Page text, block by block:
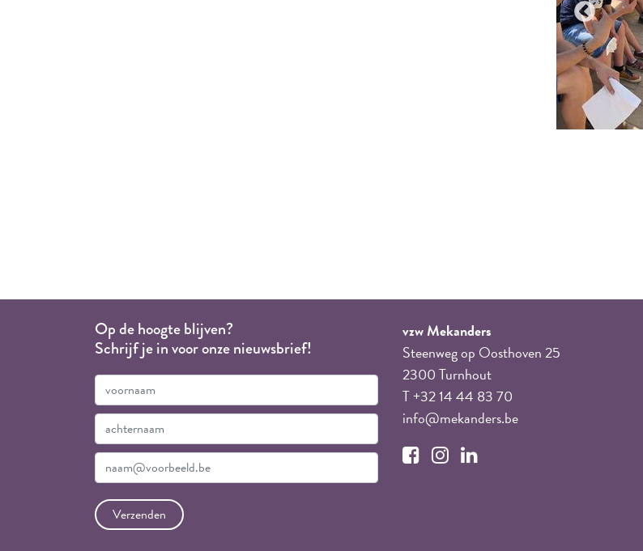
Op de hoogte blijven?
Schrijf je in voor onze nieuwsbrief!
vzw Mekanders
Steenweg op Oosthoven 25
2300 Turnhout
T +32 14 44 83 70
info@mekanders.be